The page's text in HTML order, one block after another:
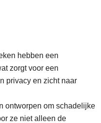
hebben een
zorgt voor een
privacy en zicht naar
ontworpen om schadelijke
ze niet alleen de